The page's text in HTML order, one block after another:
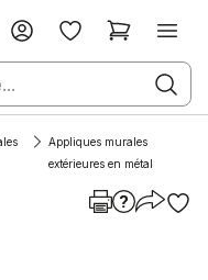
Appliques murales
extérieures en métal